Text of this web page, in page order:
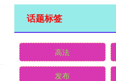
话题标签
高法
发布